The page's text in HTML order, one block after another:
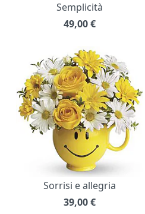
Semplicità
49,00€
Sorrisi e allegria
39,00€